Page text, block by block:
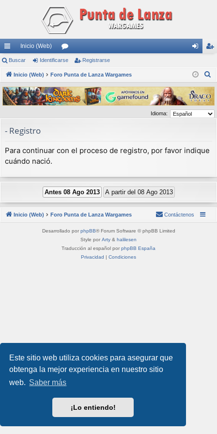
Este sitio web utiliza cookies para asegurar que
obtenga la mejor experiencia en nuestro sitio
web. Saber más
¡Lo entiendo!
nl
ac
es
rá
pi
do
s
Inicio (Web)
or
os nti
fic
ar
se
ist
ra
rs
e
Buscar Identificarse Registrarse
Inicio (Web) Foro Punta de Lanza Wargames
s
c
a
Idioma:
- Registro
Para continuar con el proceso de registro, por favor indique
cuándo nació.
Inicio (Web) Foro Punta de Lanza Wargames Contáctenos
Desarrollado por phpBB® Forum Software © phpBB Limited
Style por Arty & halilesen
Traducción al español por phpBB España
Privacidad | Condiciones